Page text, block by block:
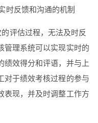
时反馈和沟通的机制
评估过程，无法及时反
管理系统可以实现实时的
绩效得分和评语，并与上
对于绩效考核过程的参与
表现，并及时调整工作方